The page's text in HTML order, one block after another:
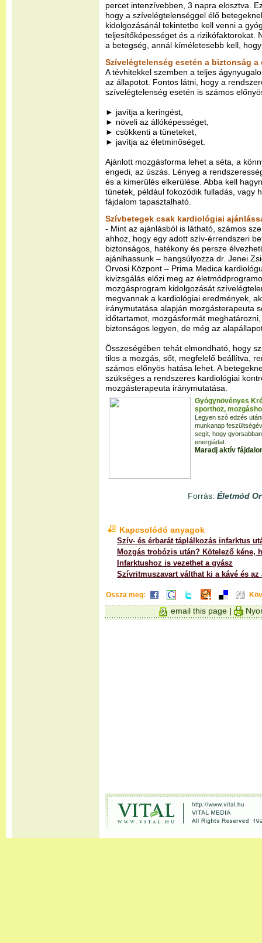
percet intenzívebben, 3 napra elosztva.
hogy a szívelégtelenséggel élő
kidolgozásánál tekintetbe kell venni a
teljesítőképességet és a rizikófaktorokat.
a betegség, annál kíméletesebb kell,
Szívelégtelenség esetén a biztonság a
A tévhitekkel szemben a teljes
az állapotot. Fontos látni, hogy a
szívelégtelenség esetén is számos
► javítja a keringést,
► növeli az állóképességet,
► csökkenti a tüneteket,
► javítja az életminőséget.
Ajánlott mozgásforma lehet a séta, a
engedi, az úszás. Lényeg a
és a kimerülés elkerülése. Abba kell
tünetek, például fokozódik fulladás, vagy
fájdalom tapasztalható.
Szívbetegek csak kardiológiai
- Mint az ajánlásból is látható, számos
ahhoz, hogy egy adott szív-érrendszeri
biztonságos, hatékony és persze
ajánlhassunk – hangsúlyozza dr. Jenei
Orvosi Központ – Prima Medica
kivizsgálás előzi meg az
mozgásprogram kidolgozását
megvannak a kardiológiai eredmények,
iránymutatása alapján mozgásterapeuta
időtartamot, mozgásformát
biztonságos legyen, de még az
Összeségében tehát elmondható, hogy
tilos a mozgás, sőt, megfelelő beállítva,
számos előnyös hatása lehet. A
szükséges a rendszeres kardiológiai
mozgásterapeuta iránymutatása.
Gyógynövényes
sporthoz,
Legyen szó edzés
munkanap
segít, hogy
energiádat.
Maradj aktív
Forrás: Életmód
Kapcsolódó anyagok
Szív- és érbarát táplálkozás infarktus
Mozgás trobózis után? Kötelező kéne,
Infarktushoz is vezethet a gyász
Szívritmuszavart válthat ki a kávé és az
Ossza meg:
email this page|